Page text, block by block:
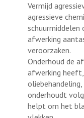
Vermijd
agressieve
schuurmiddelen
afwerking
veroorzaken.
Onderhoud de
afwerking
onderhoudt
helpt om het